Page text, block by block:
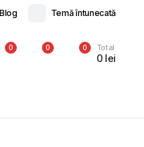
Blog Temă întunecată
0 0 0 Total
0 lei